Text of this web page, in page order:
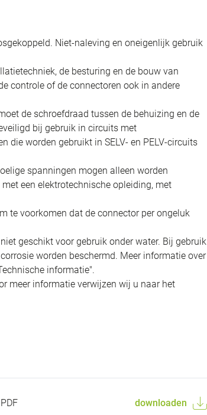
Niet-naleving en oneigenlijk gebruik
de besturing en de bouw van
controle of de connectoren ook in andere
de schroefdraad tussen de behuizing en de
bij gebruik in circuits met
die worden gebruikt in SELV- en PELV-circuits
spanningen mogen alleen worden
een elektrotechnische opleiding, met
te voorkomen dat de connector per ongeluk
geschikt voor gebruik onder water. Bij gebruik
worden beschermd. Meer informatie over
informatie".
meer informatie verwijzen wij u naar het
PDF downloaden